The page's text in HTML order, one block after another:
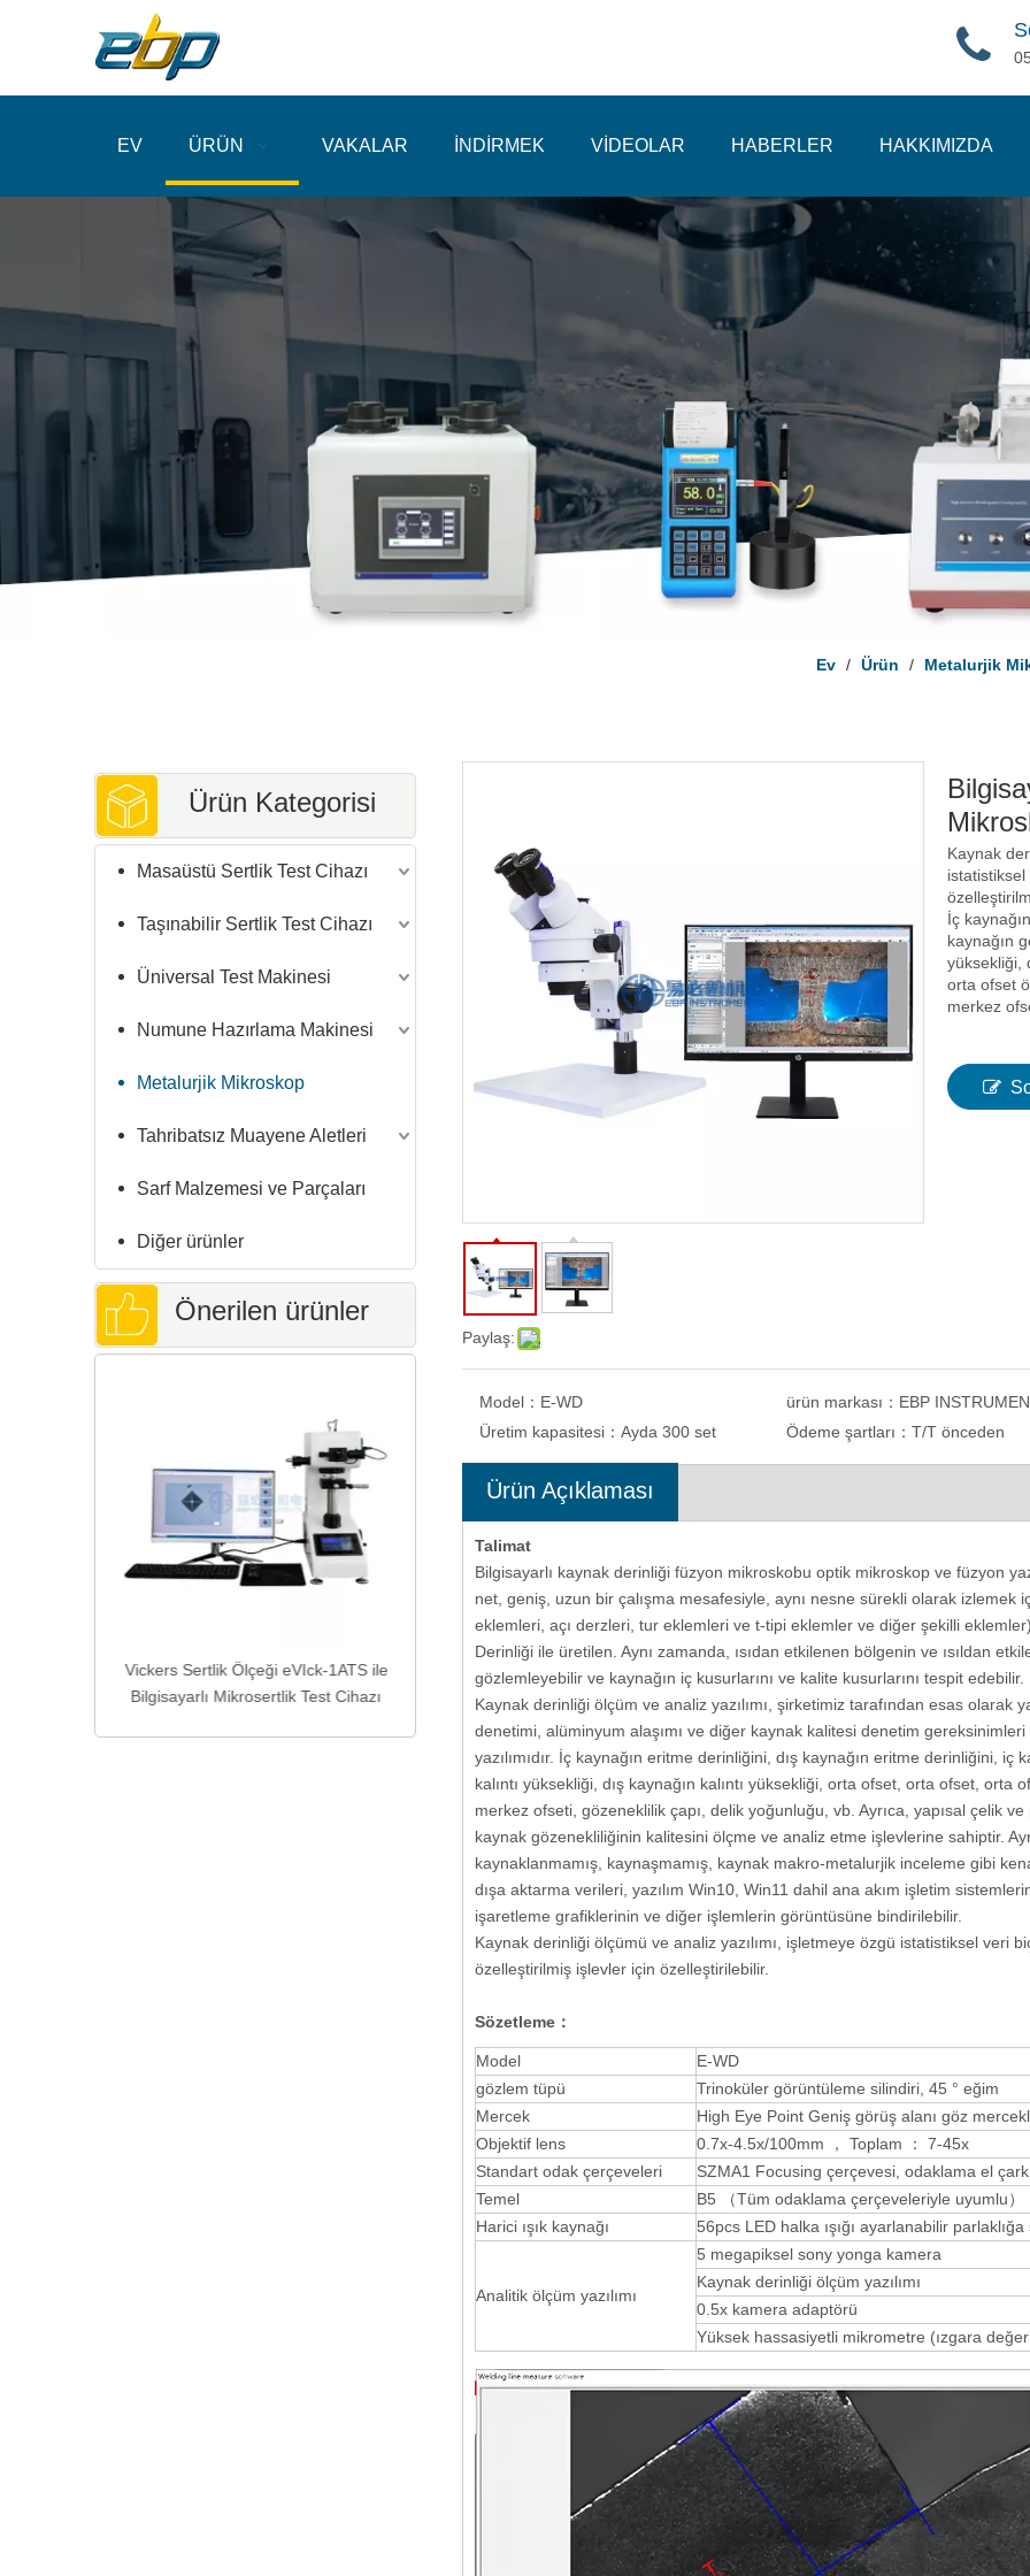
EV ÜRÜN VAKALAR İNDİRMEK VİDEOLAR HABERLER HAKKIMIZDA
Ev / Ürün / Metalurjik
Ürün Kategorisi
Masaüstü Sertlik Test Cihazı
Taşınabilir Sertlik Test Cihazı
Üniversal Test Makinesi
Numune Hazırlama Makinesi
Metalurjik Mikroskop
Tahribatsız Muayene Aletleri
Sarf Malzemesi ve Parçaları
Diğer ürünler
Önerilen ürünler
Vickers Sertlik Ölçeği eVIck-1ATS ile
Bilgisayarlı Mikrosertlik Test Cihazı
Ekonomik Dijital Brinell Sertlik Test
Cihazı eBRI-3000
Kameralı Taşınabilir Brinell Girinti
ve Analiz Yazılımı
Paylaş:
Kaynak
istatistiksel
İç
kaynağın
yüksekliği,
orta ofset
merkez
Model： E-WD ürün markası： EBP
Üretim kapasitesi： Ayda 300 set Ödeme şartları：T/T önceden
Ürün Açıklaması
Talimat
Bilgisayarlı kaynak derinliği füzyon mikroskobu optik mikroskop ve füzyon
net, geniş, uzun bir çalışma mesafesiyle, aynı nesne sürekli olarak izlemek
eklemleri, açı derzleri, tur eklemleri ve t-tipi eklemler ve diğer şekilli
Derinliği ile üretilen. Aynı zamanda, ısıdan etkilenen bölgenin ve ısıldan
gözlemleyebilir ve kaynağın iç kusurlarını ve kalite kusurlarını tespit edebilir.
Kaynak derinliği ölçüm ve analiz yazılımı, şirketimiz tarafından esas olarak
denetimi, alüminyum alaşımı ve diğer kaynak kalitesi denetim
yazılımıdır. İç kaynağın eritme derinliğini, dış kaynağın eritme derinliğini, iç
kalıntı yüksekliği, dış kaynağın kalıntı yüksekliği, orta ofset, orta ofset,
merkez ofseti, gözeneklilik çapı, delik yoğunluğu, vb. Ayrıca, yapısal çelik
kaynak gözenekliliğinin kalitesini ölçme ve analiz etme işlevlerine sahiptir.
kaynaklanmamış, kaynaşmamış, kaynak makro-metalurjik inceleme gibi
dışa aktarma verileri, yazılım Win10, Win11 dahil ana akım işletim
işaretleme grafiklerinin ve diğer işlemlerin görüntüsüne bindirilebilir.
Kaynak derinliği ölçümü ve analiz yazılımı, işletmeye özgü istatistiksel veri
özelleştirilmiş işlevler için özelleştirilebilir.
Sözetleme ：
Model
E-WD
gözlem tüpü
Trinoküler görüntüleme silindiri, 45 ° eğim
Mercek
High Eye Point Geniş görüş alanı göz
Objektif lens
0.7x-4.5x/100mm ， Toplam ： 7-45x
Standart odak çerçeveleri
SZMA1 Focusing çerçevesi, odaklama el
Temel
B5 （Tüm odaklama çerçeveleriyle uyumlu）
Harici ışık kaynağı
56pcs LED halka ışığı ayarlanabilir parlaklığa
Analitik ölçüm yazılımı
5 megapiksel sony yonga kamera
Kaynak derinliği ölçüm yazılımı
0.5x kamera adaptörü
Yüksek hassasiyetli mikrometre (ızgara